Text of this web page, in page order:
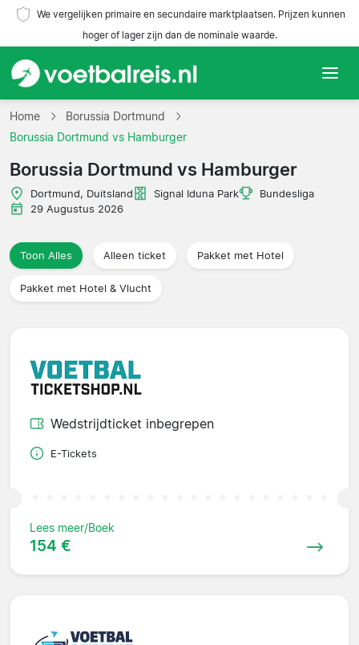
We vergelijken primaire en secundaire marktplaatsen. Prijzen kunnen
hoger of lager zijn dan de nominale waarde.
Home
Competities
Home
Borussia Dortmund
Borussia Dortmund vs Hamburger
Borussia Dortmund vs Hamburger
Dortmund, Duitsland Signal Iduna Park
Bundesliga
29 Augustus 2026
Toon Alles Alleen ticket Pakket met Hotel
Pakket met Hotel & Vlucht
Wedstrijdticket inbegrepen
E-Tickets
Lees meer/Boek
154 €